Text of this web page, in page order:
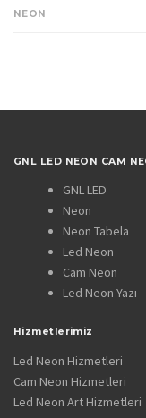
NEON
GNL LED NEON CAM
GNL LED
Neon
Neon Tabela
Led Neon
Cam Neon
Led Neon Yazı
Hizmetlerimiz
Led Neon Hizmetleri
Cam Neon Hizmetleri
Led Neon Art Hizmetleri